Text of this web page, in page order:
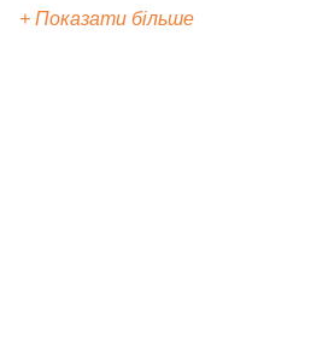
+ Показати більше